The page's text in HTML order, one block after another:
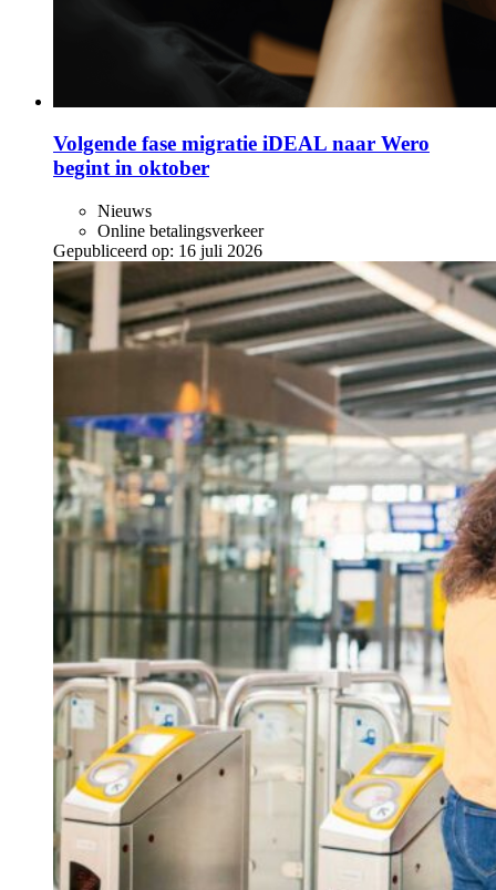
Volgende fase migratie iDEAL naar Wero
begint in oktober
Nieuws
Online betalingsverkeer
Gepubliceerd op: 16 juli 2026